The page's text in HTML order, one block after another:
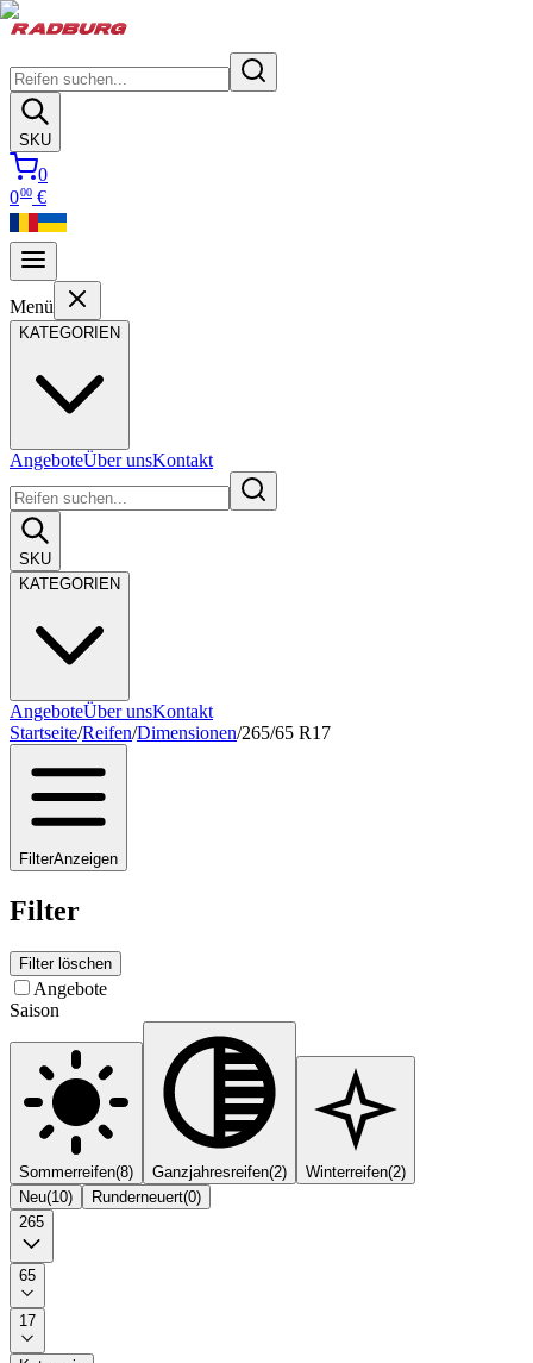
SKU
0
000 €
Menü
KATEGORIEN
AngeboteÜber unsKontakt
SKU
KATEGORIEN
AngeboteÜber unsKontakt
Startseite/Reifen/Dimensionen/265/65 R17
FilterAnzeigen
Filter
Filter löschen
Angebote
Saison
Sommerreifen(8) Ganzjahresreifen(2) Winterreifen(2)
Neu(10) Runderneuert(0)
265
65
17